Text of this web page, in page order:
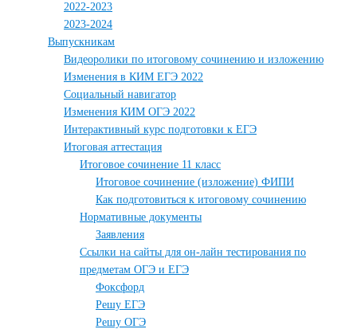
2022-2023
2023-2024
Выпускникам
Видеоролики по итоговому сочинению и изложению
Изменения в КИМ ЕГЭ 2022
Социальный навигатор
Изменения КИМ ОГЭ 2022
Интерактивный курс подготовки к ЕГЭ
Итоговая аттестация
Итоговое сочинение 11 класс
Итоговое сочинение (изложение) ФИПИ
Как подготовиться к итоговому сочинению
Нормативные документы
Заявления
Ссылки на сайты для он-лайн тестирования по
предметам ОГЭ и ЕГЭ
Фоксфорд
Решу ЕГЭ
Решу ОГЭ